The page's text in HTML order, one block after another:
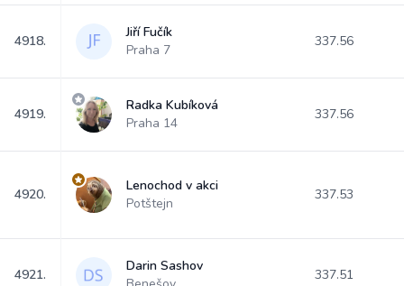
4918.
Jiří Fučík
Praha 7
337.56
4919.
Radka Kubíková
Praha 14
337.56
4920.
Lenochod v akci
Potštejn
337.53
4921.
Darin Sashov
337.51